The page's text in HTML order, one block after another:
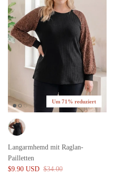
Um 71% reduziert
Langarmhemd mit Raglan-
Pailletten
$9.90 USD $34.00